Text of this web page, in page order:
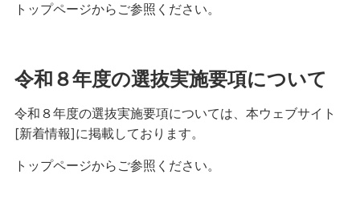
トップページからご参照ください。
令和８年度の選抜実施要項について
令和８年度の選抜実施要項については、本ウェブサイト
[新着情報]に掲載しております。
トップページからご参照ください。